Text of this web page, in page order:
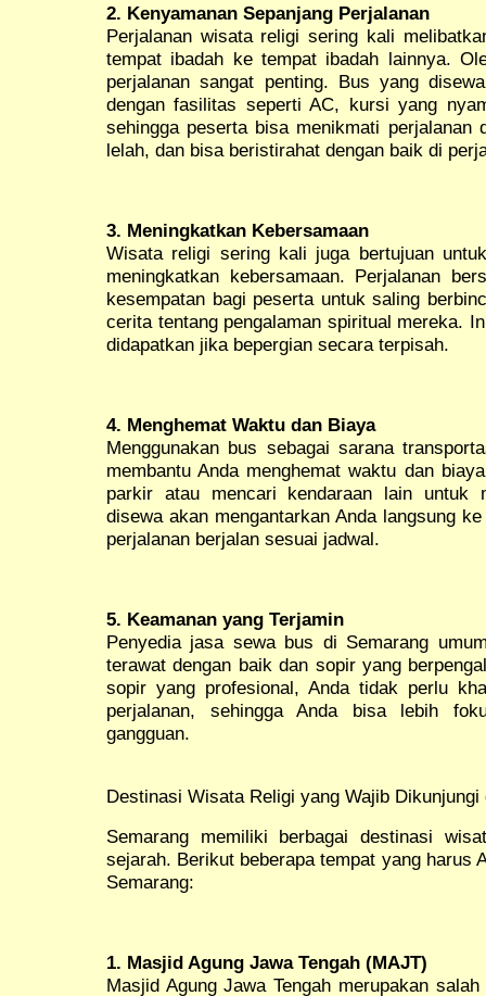
2. Kenyamanan Sepanjang Perjalanan
Perjalanan wisata religi sering kali
tempat ibadah ke tempat ibadah lainnya.
perjalanan sangat penting. Bus yang
dengan fasilitas seperti AC, kursi yang
sehingga peserta bisa menikmati perjalanan
lelah, dan bisa beristirahat dengan baik di
3. Meningkatkan Kebersamaan
Wisata religi sering kali juga bertujuan
meningkatkan kebersamaan. Perjalanan
kesempatan bagi peserta untuk saling
cerita tentang pengalaman spiritual mereka.
didapatkan jika bepergian secara terpisah.
4. Menghemat Waktu dan Biaya
Menggunakan bus sebagai sarana
membantu Anda menghemat waktu dan
parkir atau mencari kendaraan lain untuk
disewa akan mengantarkan Anda langsung
perjalanan berjalan sesuai jadwal.
5. Keamanan yang Terjamin
Penyedia jasa sewa bus di Semarang
terawat dengan baik dan sopir yang
sopir yang profesional, Anda tidak perlu
perjalanan, sehingga Anda bisa lebih
gangguan.
Destinasi Wisata Religi yang Wajib Dikunjungi
Semarang memiliki berbagai destinasi
sejarah. Berikut beberapa tempat yang harus
Semarang:
1. Masjid Agung Jawa Tengah (MAJT)
Masjid Agung Jawa Tengah merupakan